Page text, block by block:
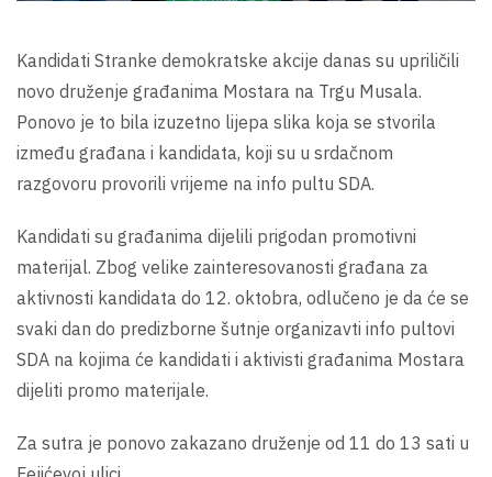
Kandidati Stranke demokratske akcije danas su upriličili
novo druženje građanima Mostara na Trgu Musala.
Ponovo je to bila izuzetno lijepa slika koja se stvorila
između građana i kandidata, koji su u srdačnom
razgovoru provorili vrijeme na info pultu SDA.
Kandidati su građanima dijelili prigodan promotivni
materijal. Zbog velike zainteresovanosti građana za
aktivnosti kandidata do 12. oktobra, odlučeno je da će se
svaki dan do predizborne šutnje organizavti info pultovi
SDA na kojima će kandidati i aktivisti građanima Mostara
dijeliti promo materijale.
Za sutra je ponovo zakazano druženje od 11 do 13 sati u